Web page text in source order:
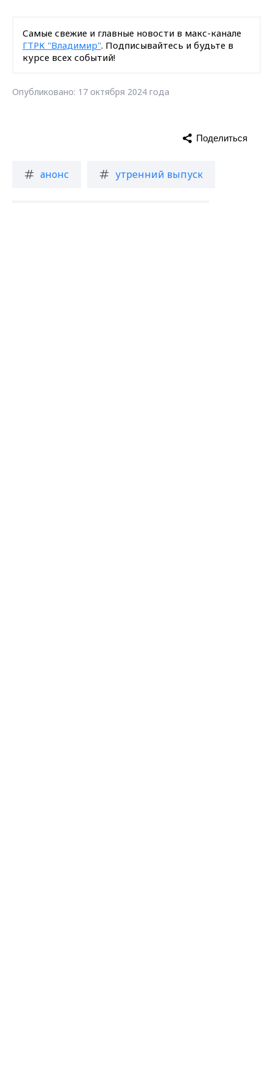
Самые свежие и главные новости в макс-канале
ГТРК "Владимир". Подписывайтесь и будьте в
курсе всех событий!
Опубликовано: 17 октября 2024 года
анонс утренний выпуск
Поделиться